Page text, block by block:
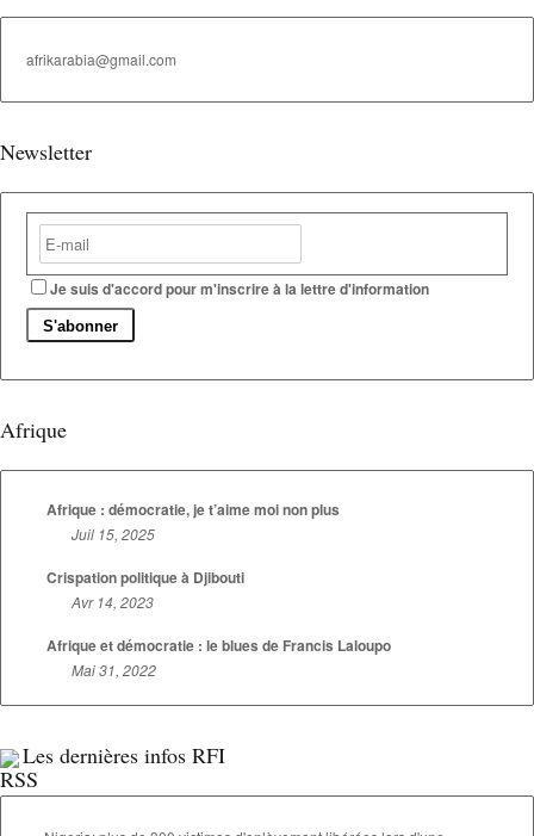
afrikarabia@gmail.com
Newsletter
Je suis d'accord pour m'inscrire à la lettre d'information
Afrique
Afrique : démocratie, je t’aime moi non plus
Juil 15, 2025
Crispation politique à Djibouti
Avr 14, 2023
Afrique et démocratie : le blues de Francis Laloupo
Mai 31, 2022
Les dernières infos RFI